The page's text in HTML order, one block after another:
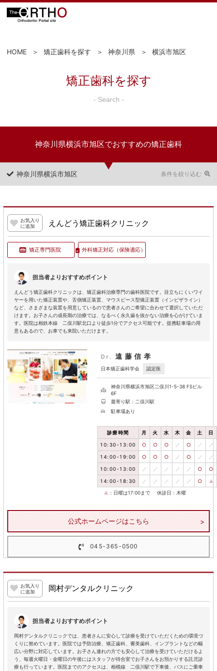
HOME 矯正歯科を探す 神奈川県 横浜市旭区
矯正歯科を探す
- Search -
神奈川県横浜市旭区でおすすめの矯正歯科
神奈川県横浜市旭区 条件を絞り込む
お気入り
に追加
えんどう矯正歯科クリニック
矯正専門医院 外科矯正対応（保険適応）
担当者よりおすすめポイント
えんどう矯正歯科クリニックは、矯正歯科治療専門の歯科医院です。目立ちにくいワイ
ヤーを用いた矯正装置や、舌側矯正装置、マウスピース型矯正装置（インビザライン）
など、さまざまな装置を用意しているので患者さんのご希望に合わせて選択していただ
けます。お子さんの成長期の治療では、なるべく永久歯を抜かない治療を心がけていま
す。医院は相鉄本線 二俣川駅北口より徒歩1分でアクセス可能です。提携駐車場の用
意もあるので、お車でも来院いただけます。
Dr. 遠藤信孝
日本矯正歯科学会 認定医
神奈川県横浜市旭区二俣川1-5-38 FSビル
6F
最寄り駅：二俣川駅
駐車場あり
診療時間 月 火 水 木 金 土 日
10:30-13:00 ○ ○ ○ ／ ○ ／ ／
14:00-19:00 ○ ○ ○ ／ ○ ／ ／
10:00-13:00 ／ ／ ／ ／ ／ ○ ○
14:00-18:30 ／ ／ ／ ／ ／ ○ ▲
▲ ：日曜は17:00まで 休診日：木曜
公式ホームページはこちら
045-365-0500
お気入り
に追加
岡村デンタルクリニック
担当者よりおすすめポイント
岡村デンタルクリニックでは、患者さんに安心して診療を受けていただくための環境づ
くりに努めています。医院では予防治療、矯正歯科、審美歯科、インプラントなどの幅
広い分野に対応しています。お子さん連れの方でも安心して治療を受けていただけるよ
う、毎週火曜日・金曜日の午後にはスタッフが待合室でお子さんをお預かりする託児診
療も行っています。医院までのアクセスは、相模線 二俣川駅で下車後、バスにご乗車